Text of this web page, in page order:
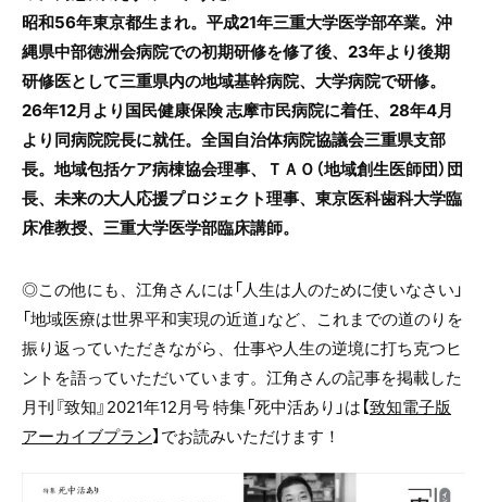
昭和56年東京都生まれ。平成21年三重大学医学部卒業。沖
縄県中部徳洲会病院での初期研修を修了後、23年より後期
研修医として三重県内の地域基幹病院、大学病院で研修。
26年12月より国民健康保険 志摩市民病院に着任、28年4月
より同病院院長に就任。全国自治体病院協議会三重県支部
長。地域包括ケア病棟協会理事、ＴＡＯ（地域創生医師団）団
長、未来の大人応援プロジェクト理事、東京医科歯科大学臨
床准教授、三重大学医学部臨床講師。
◎この他にも、江角さんには「人生は人のために使いなさい」
「地域医療は世界平和実現の近道」など、これまでの道のりを
振り返っていただきながら、仕事や人生の逆境に打ち克つヒ
ントを語っていただいています。江角さんの記事を掲載した
月刊『致知』2021年12月号 特集「死中活あり」は【致知電子版
アーカイブプラン】でお読みいただけます！